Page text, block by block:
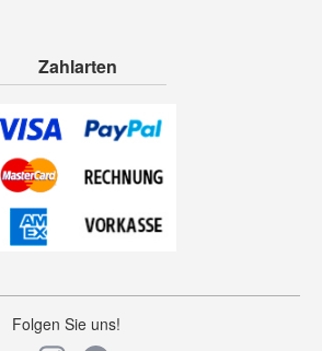
Zahlarten
Folgen Sie uns!